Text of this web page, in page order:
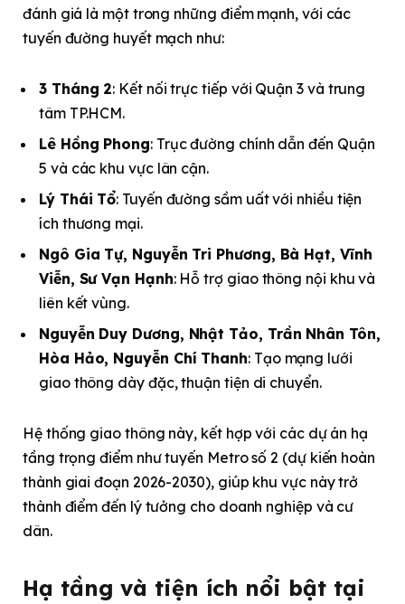
đánh giá là một trong những điểm mạnh, với các
tuyến đường huyết mạch như:
3 Tháng 2: Kết nối trực tiếp với Quận 3 và trung
tâm TP.HCM.
Lê Hồng Phong: Trục đường chính dẫn đến Quận
5 và các khu vực lân cận.
Lý Thái Tổ: Tuyến đường sầm uất với nhiều tiện
ích thương mại.
Ngô Gia Tự, Nguyễn Tri Phương, Bà Hạt, Vĩnh
Viễn, Sư Vạn Hạnh: Hỗ trợ giao thông nội khu và
liên kết vùng.
Nguyễn Duy Dương, Nhật Tảo, Trần Nhân Tôn,
Hòa Hảo, Nguyễn Chí Thanh: Tạo mạng lưới
giao thông dày đặc, thuận tiện di chuyển.
Hệ thống giao thông này, kết hợp với các dự án hạ
tầng trọng điểm như tuyến Metro số 2 (dự kiến hoàn
thành giai đoạn 2026-2030), giúp khu vực này trở
thành điểm đến lý tưởng cho doanh nghiệp và cư
dân.
Hạ tầng và tiện ích nổi bật tại